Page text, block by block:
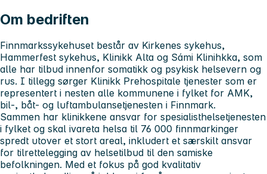
Om bedriften
Finnmarkssykehuset består av Kirkenes sykehus,
Hammerfest sykehus, Klinikk Alta og Sámi Klinihkka, som
alle har tilbud innenfor somatikk og psykisk helsevern og
rus. I tillegg sørger Klinikk Prehospitale tjenester som er
representert i nesten alle kommunene i fylket for AMK,
bil-, båt- og luftambulansetjenesten i Finnmark.
Sammen har klinikkene ansvar for spesialisthelsetjenesten
i fylket og skal ivareta helsa til 76 000 finnmarkinger
spredt utover et stort areal, inkludert et særskilt ansvar
for tilrettelegging av helsetilbud til den samiske
befolkningen. Med et fokus på god kvalitativ